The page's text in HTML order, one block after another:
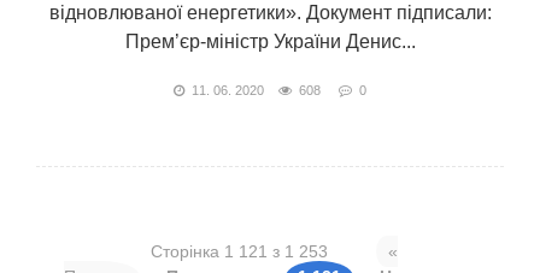
відновлюваної енергетики». Документ підписали:
Прем’єр-міністр України Денис...
11. 06. 2020 608 0
Сторінка 1 121 з 1 253
«